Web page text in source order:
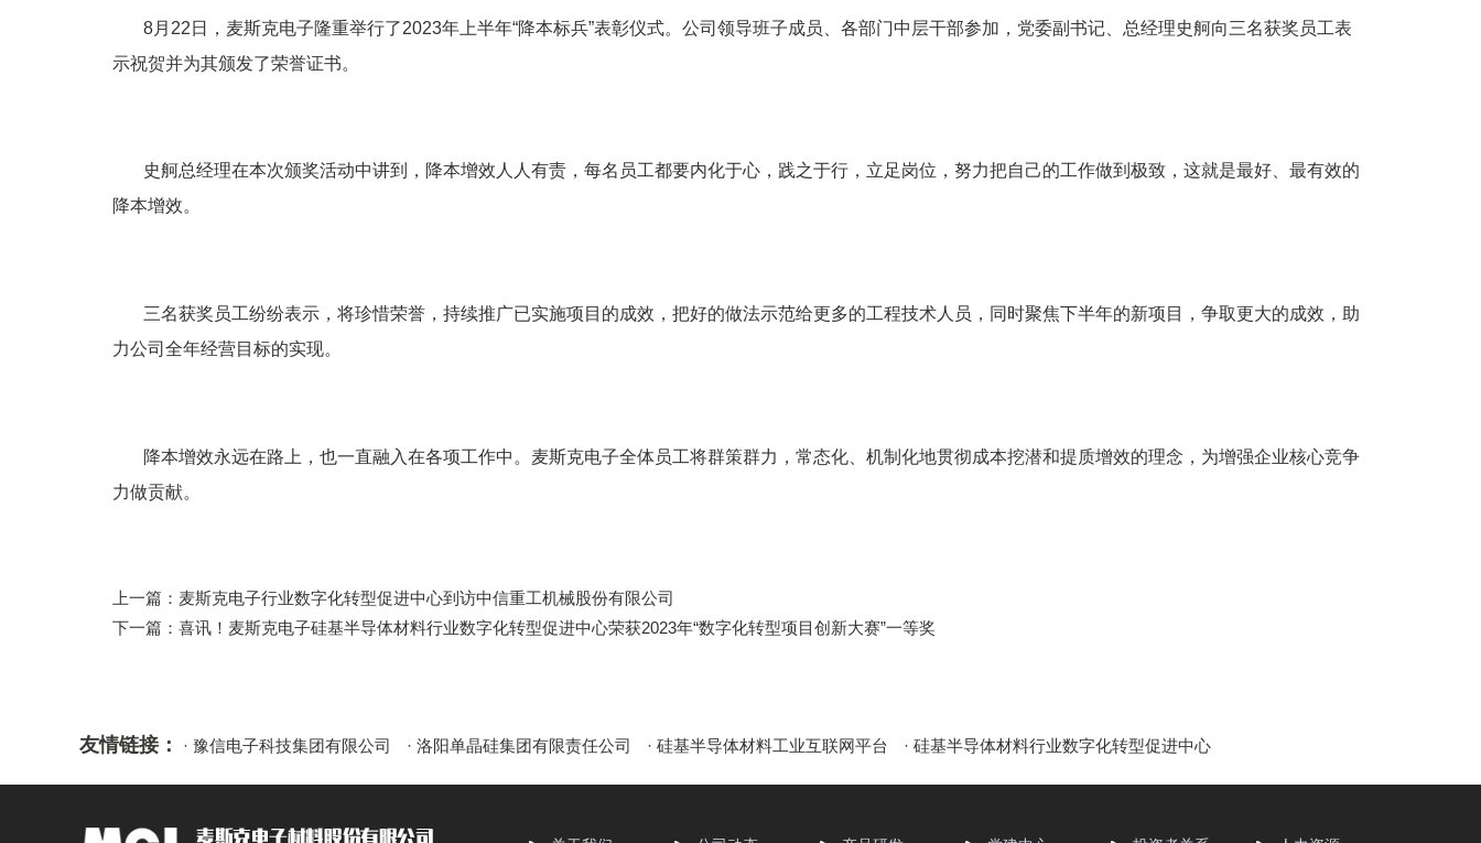
8月22日，麦斯克电子隆重举行了2023年上半年“降本标兵”表彰仪式。公司领导班子成员、各部门中层干部参加，党委副书记、总经理史舸向三名获奖员工表
示祝贺并为其颁发了荣誉证书。
史舸总经理在本次颁奖活动中讲到，降本增效人人有责，每名员工都要内化于心，践之于行，立足岗位，努力把自己的工作做到极致，这就是最好、最有效的
降本增效。
三名获奖员工纷纷表示，将珍惜荣誉，持续推广已实施项目的成效，把好的做法示范给更多的工程技术人员，同时聚焦下半年的新项目，争取更大的成效，助
力公司全年经营目标的实现。
降本增效永远在路上，也一直融入在各项工作中。麦斯克电子全体员工将群策群力，常态化、机制化地贯彻成本挖潜和提质增效的理念，为增强企业核心竞争
力做贡献。
上一篇：麦斯克电子行业数字化转型促进中心到访中信重工机械股份有限公司
下一篇：喜讯！麦斯克电子硅基半导体材料行业数字化转型促进中心荣获2023年“数字化转型项目创新大赛”一等奖
友情链接： · 豫信电子科技集团有限公司 · 洛阳单晶硅集团有限责任公司 · 硅基半导体材料工业互联网平台 · 硅基半导体材料行业数字化转型促进中心